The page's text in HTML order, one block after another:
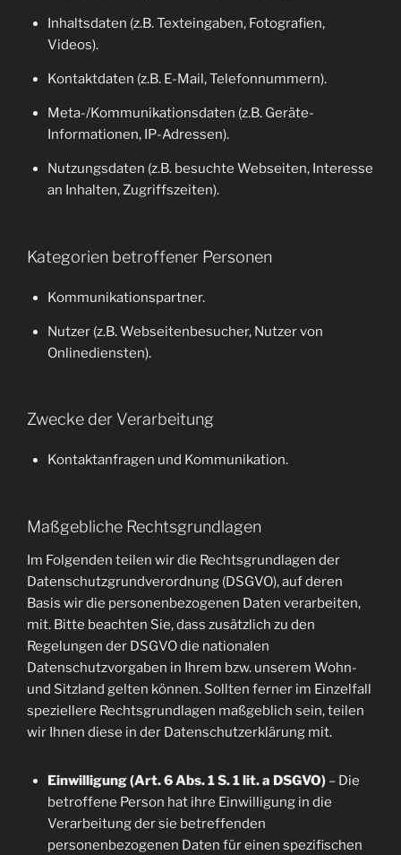
Inhaltsdaten (z.B. Texteingaben, Fotografien,
Videos).
Kontaktdaten (z.B. E-Mail, Telefonnummern).
Meta-/Kommunikationsdaten (z.B. Geräte-
Informationen, IP-Adressen).
Nutzungsdaten (z.B. besuchte Webseiten, Interesse
an Inhalten, Zugriffszeiten).
Kategorien betroffener Personen
Kommunikationspartner.
Nutzer (z.B. Webseitenbesucher, Nutzer von
Onlinediensten).
Zwecke der Verarbeitung
Kontaktanfragen und Kommunikation.
Maßgebliche Rechtsgrundlagen
Im Folgenden teilen wir die Rechtsgrundlagen der
Datenschutzgrundverordnung (DSGVO), auf deren
Basis wir die personenbezogenen Daten verarbeiten,
mit. Bitte beachten Sie, dass zusätzlich zu den
Regelungen der DSGVO die nationalen
Datenschutzvorgaben in Ihrem bzw. unserem Wohn-
und Sitzland gelten können. Sollten ferner im Einzelfall
speziellere Rechtsgrundlagen maßgeblich sein, teilen
wir Ihnen diese in der Datenschutzerklärung mit.
Einwilligung (Art. 6 Abs. 1 S. 1 lit. a DSGVO)– Die
betroffene Person hat ihre Einwilligung in die
Verarbeitung der sie betreffenden
personenbezogenen Daten für einen spezifischen